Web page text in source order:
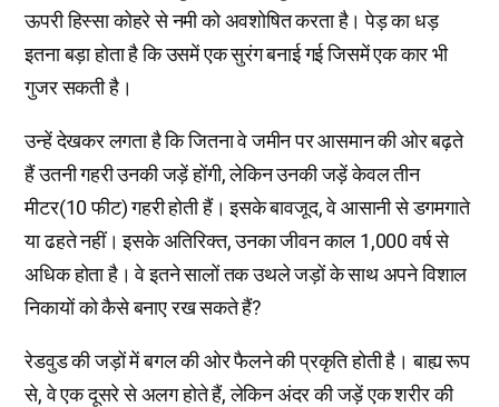
ऊपरी हिस्सा कोहरे से नमी को अवशोषित करता है। पेड़ का धड़
इतना बड़ा होता है कि उसमें एक सुरंग बनाई गई जिसमें एक कार भी
गुजर सकती है।
उन्हें देखकर लगता है कि जितना वे जमीन पर आसमान की ओर बढ़ते
हैं उतनी गहरी उनकी जड़ें होंगी, लेकिन उनकी जड़ें केवल तीन
मीटर(10 फीट) गहरी होती हैं। इसके बावजूद, वे आसानी से डगमगाते
या ढहते नहीं। इसके अतिरिक्त, उनका जीवन काल 1,000 वर्ष से
अधिक होता है। वे इतने सालों तक उथले जड़ों के साथ अपने विशाल
निकायों को कैसे बनाए रख सकते हैं?
रेडवुड की जड़ों में बगल की ओर फैलने की प्रकृति होती है। बाह्य रूप
से, वे एक दूसरे से अलग होते हैं, लेकिन अंदर की जड़ें एक शरीर की